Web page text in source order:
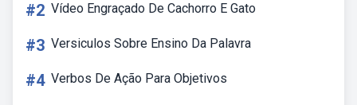
#2 Vídeo Engraçado De Cachorro E Gato
#3 Versiculos Sobre Ensino Da Palavra
#4 Verbos De Ação Para Objetivos